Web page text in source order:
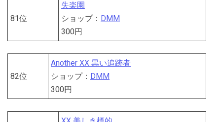
81位
失楽園
ショップ： DMM
300円
82位
Another XX 黒い追跡者
ショップ： DMM
300円